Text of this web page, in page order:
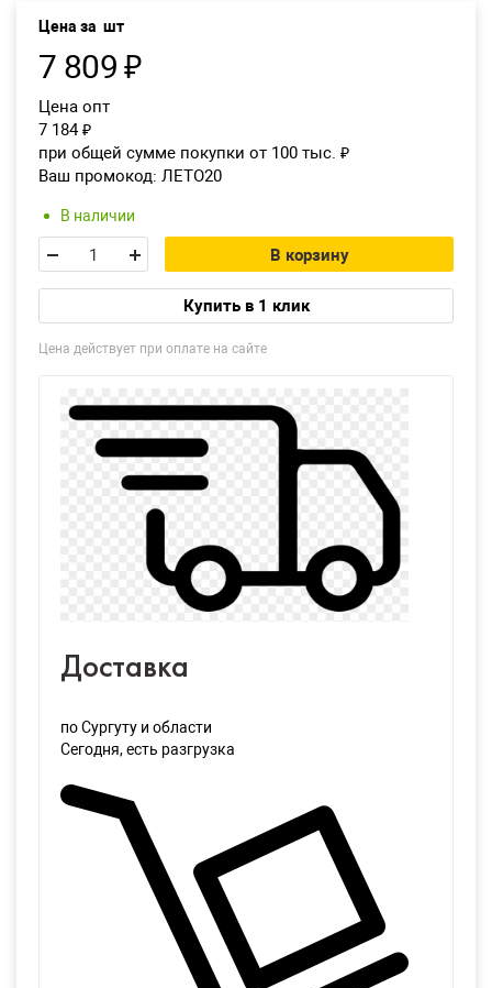
Цена за шт
7 809 ₽
Цена опт
7 184 ₽
при общей сумме покупки от 100 тыс. ₽
Ваш промокод: ЛЕТО20
В наличии
В корзину
Купить в 1 клик
Цена действует при оплате на сайте
Доставка
по Сургуту и области
Сегодня, есть разгрузка